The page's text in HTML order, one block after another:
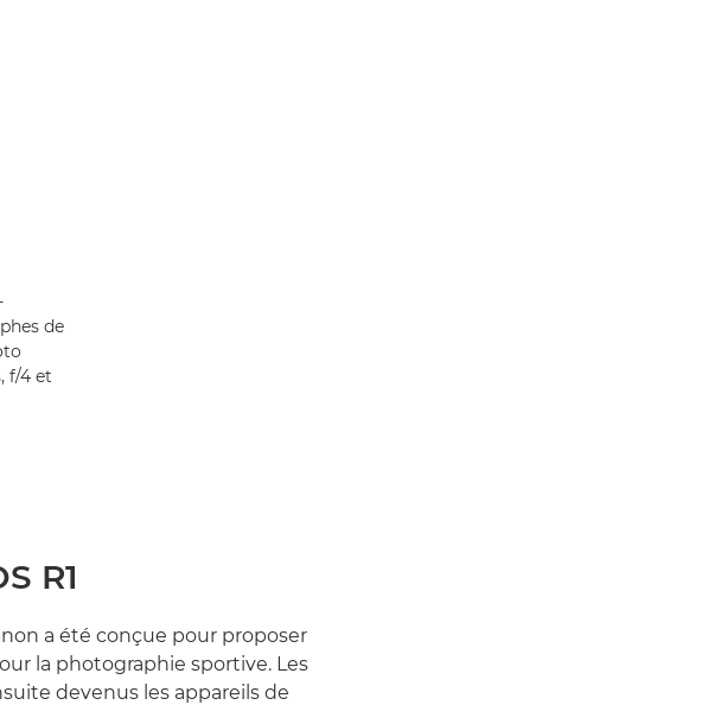
de
f/4 et
R1
a été conçue pour proposer
la photographie sportive. Les
devenus les appareils de